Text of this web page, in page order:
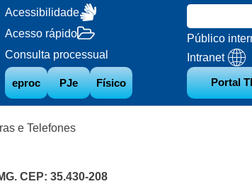
Acessibilidade
Acesso rápido
Consulta processual
eproc PJe Físico
Público
Intranet
Portal
e Telefones
CEP: 35.430-208